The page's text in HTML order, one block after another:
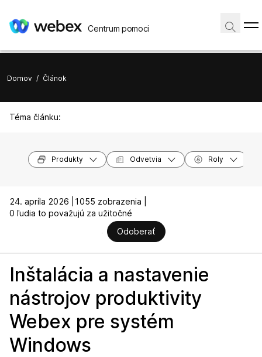
Centrum pomoci
Domov / Článok
Téma článku:
Produkty Odvetvia Roly
24. apríla 2026 |
1055 zobrazenia |
0 ľudia to považujú za užitočné
Odoberať
Inštalácia a nastavenie
nástrojov produktivity
Webex pre systém
Windows